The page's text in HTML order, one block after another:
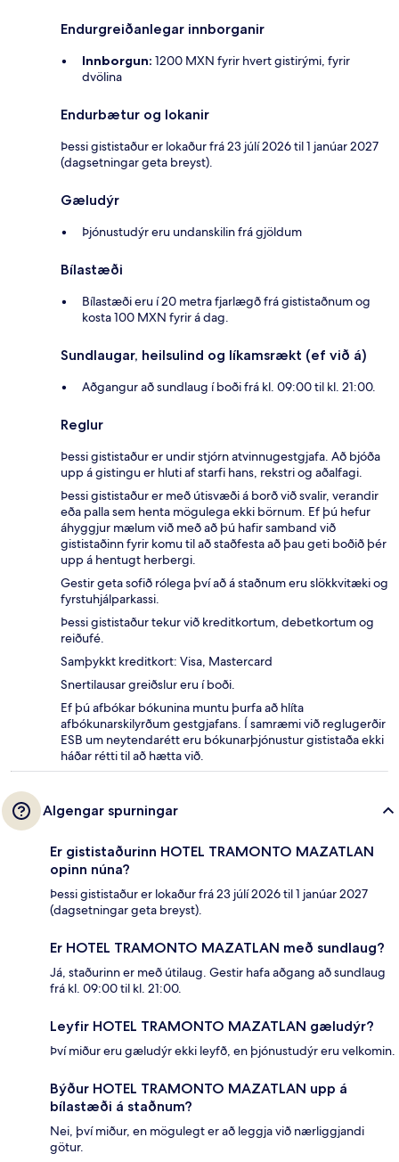
Endurgreiðanlegar innborganir
Innborgun: 1200 MXN fyrir hvert gistirými, fyrir
dvölina
Endurbætur og lokanir
Þessi gististaður er lokaður frá 23 júlí 2026 til 1 janúar 2027
(dagsetningar geta breyst).
Gæludýr
Þjónustudýr eru undanskilin frá gjöldum
Bílastæði
Bílastæði eru í 20 metra fjarlægð frá gististaðnum og
kosta 100 MXN fyrir á dag.
Sundlaugar, heilsulind og líkamsrækt (ef við á)
Aðgangur að sundlaug í boði frá kl. 09:00 til kl. 21:00.
Reglur
Þessi gististaður er undir stjórn atvinnugestgjafa. Að bjóða
upp á gistingu er hluti af starfi hans, rekstri og aðalfagi.
Þessi gististaður er með útisvæði á borð við svalir, verandir
eða palla sem henta mögulega ekki börnum. Ef þú hefur
áhyggjur mælum við með að þú hafir samband við
gististaðinn fyrir komu til að staðfesta að þau geti boðið þér
upp á hentugt herbergi.
Gestir geta sofið rólega því að á staðnum eru slökkvitæki og
fyrstuhjálparkassi.
Þessi gististaður tekur við kreditkortum, debetkortum og
reiðufé.
Samþykkt kreditkort: Visa, Mastercard
Snertilausar greiðslur eru í boði.
Ef þú afbókar bókunina muntu þurfa að hlíta
afbókunarskilyrðum gestgjafans. Í samræmi við reglugerðir
ESB um neytendarétt eru bókunarþjónustur gististaða ekki
háðar rétti til að hætta við.
Algengar spurningar
Er gististaðurinn HOTEL TRAMONTO MAZATLAN
opinn núna?
Þessi gististaður er lokaður frá 23 júlí 2026 til 1 janúar 2027
(dagsetningar geta breyst).
Er HOTEL TRAMONTO MAZATLAN með sundlaug?
Já, staðurinn er með útilaug. Gestir hafa aðgang að sundlaug
frá kl. 09:00 til kl. 21:00.
Leyfir HOTEL TRAMONTO MAZATLAN gæludýr?
Því miður eru gæludýr ekki leyfð, en þjónustudýr eru velkomin.
Býður HOTEL TRAMONTO MAZATLAN upp á
bílastæði á staðnum?
Nei, því miður, en mögulegt er að leggja við nærliggjandi
götur.